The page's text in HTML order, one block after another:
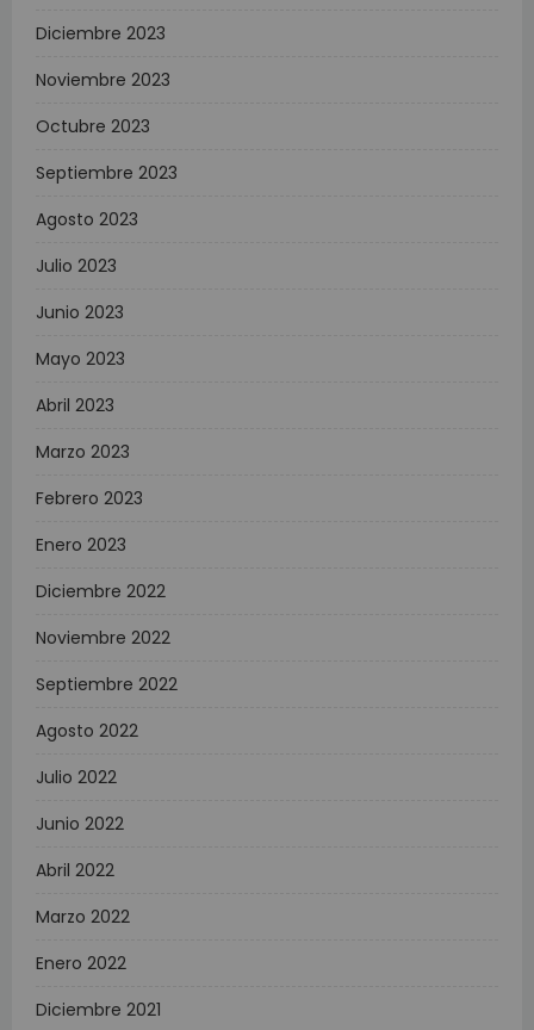
Diciembre 2023
Noviembre 2023
Octubre 2023
Septiembre 2023
Agosto 2023
Julio 2023
Junio 2023
Mayo 2023
Abril 2023
Marzo 2023
Febrero 2023
Enero 2023
Diciembre 2022
Noviembre 2022
Septiembre 2022
Agosto 2022
Julio 2022
Junio 2022
Abril 2022
Marzo 2022
Enero 2022
Diciembre 2021